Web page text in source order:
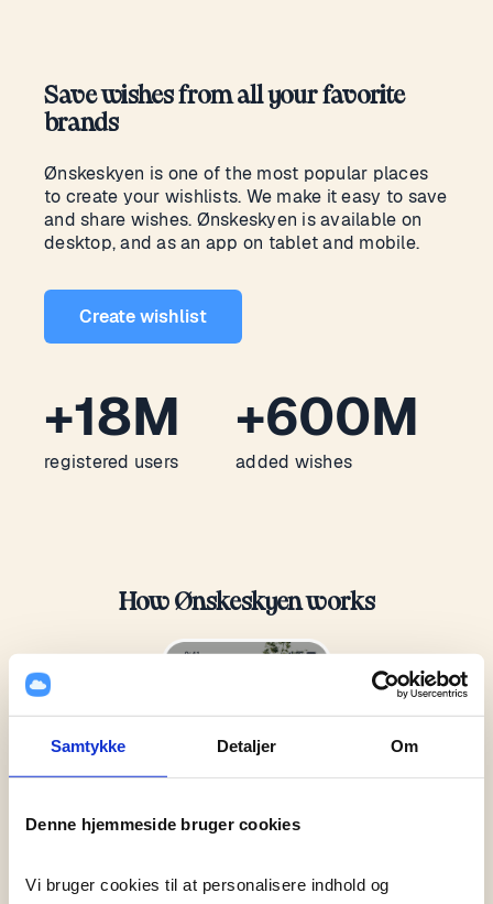
Samtykke Detaljer Om
Denne hjemmeside bruger cookies
Vi bruger cookies til at personalisere indhold og
+18M
registered users
+600M
added wishes
Save wishes from all your favorite
brands
Ønskeskyen is one of the most popular places
to create your wishlists. We make it easy to save
and share wishes. Ønskeskyen is available on
desktop, and as an app on tablet and mobile.
Create wishlist
How Ønskeskyen works